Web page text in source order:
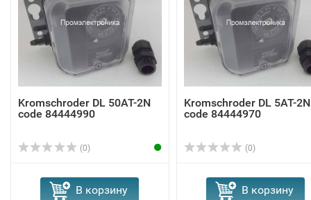
Kromschroder DL 50AT-2N
code 84444990
(0)
В корзину
Kromschroder DL 5AT-2N
code 84444970
(0)
В корзину